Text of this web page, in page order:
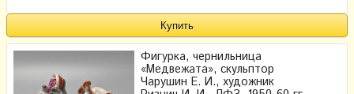
Фигурка, чернильница
«Медвежата», скульптор
Чарушин Е. И., художник